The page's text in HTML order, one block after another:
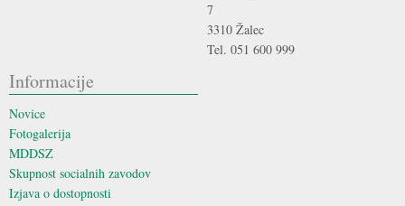
7
3310 Žalec
Tel. 051 600 999
Informacije
Novice
Fotogalerija
MDDSZ
Skupnost socialnih zavodov
Izjava o dostopnosti